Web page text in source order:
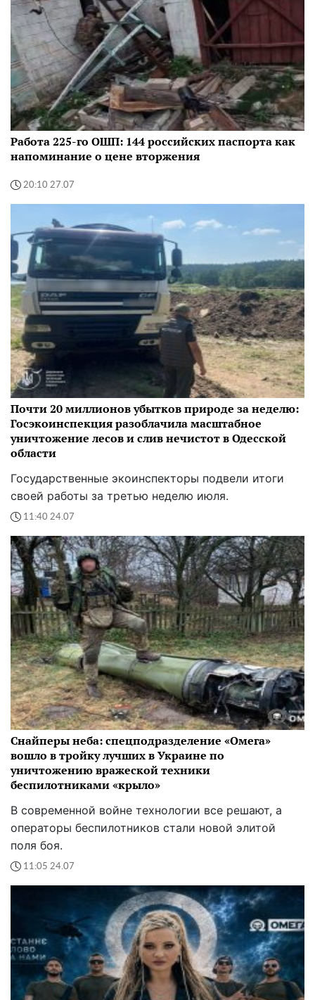
Работа 225-го ОШП: 144 российских паспорта как
напоминание о цене вторжения
20:10 27.07
Почти 20 миллионов убытков природе за неделю:
Госэкоинспекция разоблачила масштабное
уничтожение лесов и слив нечистот в Одесской
области
Государственные экоинспекторы подвели итоги
своей работы за третью неделю июля.
11:40 24.07
Снайперы неба: спецподразделение «Омега»
вошло в тройку лучших в Украине по
уничтожению вражеской техники
беспилотниками «крыло»
В современной войне технологии все решают, а
операторы беспилотников стали новой элитой
поля боя.
11:05 24.07